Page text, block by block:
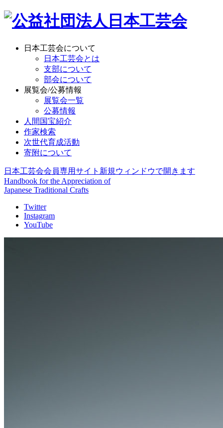
日本工芸会について
日本工芸会とは
支部について
部会について
展覧会/公募情報
展覧会一覧
公募情報
人間国宝紹介
作家検索
次世代育成活動
寄附について
日本工芸会会員専用サイト 新規ウィンドウで開きます
Handbook for the Appreciation of
Japanese Traditional Crafts
Twitter
Instagram
YouTube